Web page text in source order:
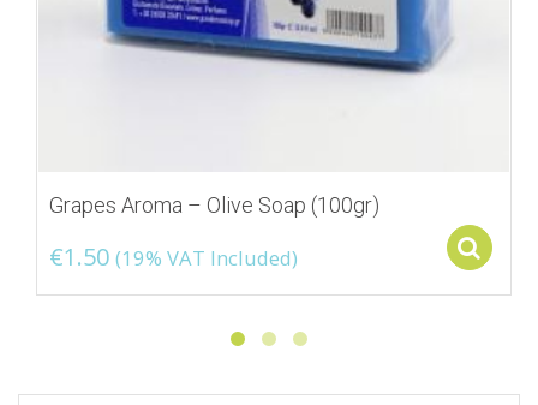
Grapes Aroma – Olive Soap (100gr)
€1.50 (19% VAT Included)